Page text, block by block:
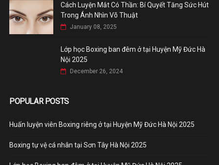
Cách Luyện Mắt Có Thần: Bí Quyết Tăng Sức Hút
Trong Ánh Nhìn Võ Thuật
January 08, 2025
Lớp học Boxing ban đêm ở tại Huyện Mỹ Đức Hà
Nội 2025
December 26, 2024
POPULAR POSTS
Huấn luyện viên Boxing riêng ở tại Huyện Mỹ Đức Hà Nội 2025
Boxing tự vệ cá nhân tại Sơn Tây Hà Nội 2025